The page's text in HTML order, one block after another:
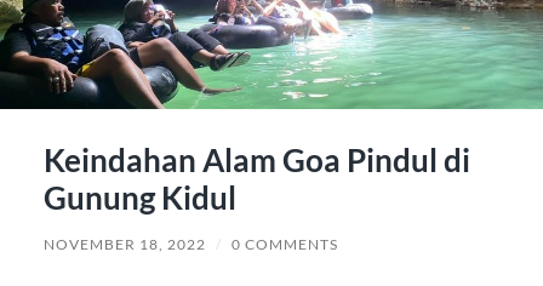
Keindahan Alam Goa Pindul di
Gunung Kidul
NOVEMBER 18, 2022 / 0 COMMENTS